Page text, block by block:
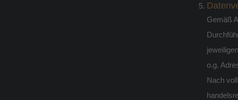
Gemäß
o.g.
Nach